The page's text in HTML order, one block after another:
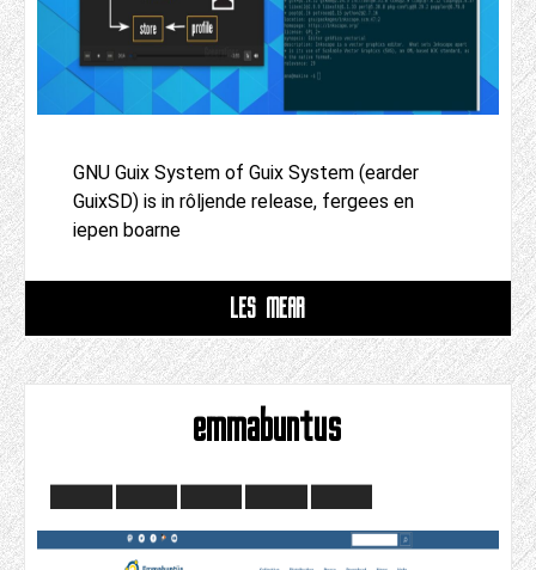
GNU Guix System of Guix System (earder
GuixSD) is in rôljende release, fergees en
iepen boarne
LÊS MEAR
emmabuntus